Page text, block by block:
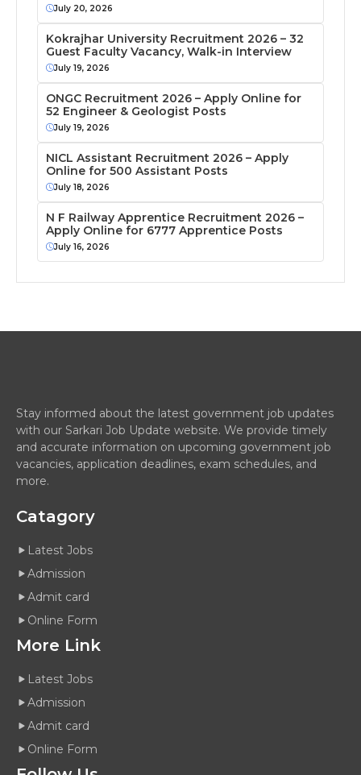
July 20, 2026
Kokrajhar University Recruitment 2026 – 32
Guest Faculty Vacancy, Walk-in Interview
July 19, 2026
ONGC Recruitment 2026 – Apply Online for
52 Engineer & Geologist Posts
July 19, 2026
NICL Assistant Recruitment 2026 – Apply
Online for 500 Assistant Posts
July 18, 2026
N F Railway Apprentice Recruitment 2026 –
Apply Online for 6777 Apprentice Posts
July 16, 2026
Stay informed about the latest government job updates
with our Sarkari Job Update website. We provide timely
and accurate information on upcoming government job
vacancies, application deadlines, exam schedules, and
more.
Catagory
Latest Jobs
Admission
Admit card
Online Form
More Link
Latest Jobs
Admission
Admit card
Online Form